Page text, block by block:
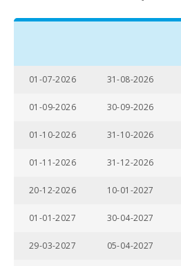
ПАРК МАЙОРКА
ДЖУНГЛІ (км):
Парк Катманду
Пальма (км):
Марінеленд-
Гідропарк
01-07-2026 31-08-2026
01-09-2026 30-09-2026
01-10-2026 31-10-2026
01-11-2026 31-12-2026
20-12-2026 10-01-2027
01-01-2027 30-04-2027
29-03-2027 05-04-2027